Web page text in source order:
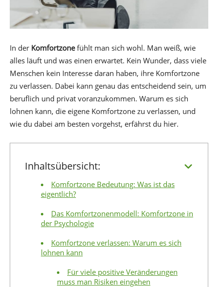
In der Komfortzonefühlt man sich wohl. Man weiß, wie
alles läuft und was einen erwartet. Kein Wunder, dass viele
Menschen kein Interesse daran haben, ihre Komfortzone
zu verlassen. Dabei kann genau das entscheidend sein, um
beruflich und privat voranzukommen. Warum es sich
lohnen kann, die eigene Komfortzone zu verlassen, und
wie du dabei am besten vorgehst, erfährst du hier.
Inhaltsübersicht:
Komfortzone Bedeutung: Was ist das
eigentlich?
Das Komfortzonenmodell: Komfortzone in
der Psychologie
Komfortzone verlassen: Warum es sich
lohnen kann
Für viele positive Veränderungen
muss man Risiken eingehen